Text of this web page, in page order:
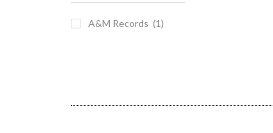
A&M Records (1)